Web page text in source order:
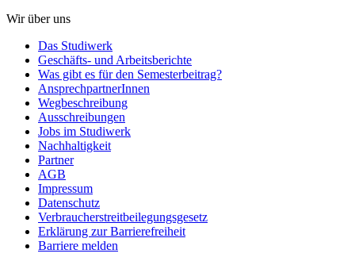
Wir über uns
Das Studiwerk
Geschäfts- und Arbeitsberichte
Was gibt es für den Semesterbeitrag?
AnsprechpartnerInnen
Wegbeschreibung
Ausschreibungen
Jobs im Studiwerk
Nachhaltigkeit
Partner
AGB
Impressum
Datenschutz
Verbraucherstreitbeilegungsgesetz
Erklärung zur Barrierefreiheit
Barriere melden